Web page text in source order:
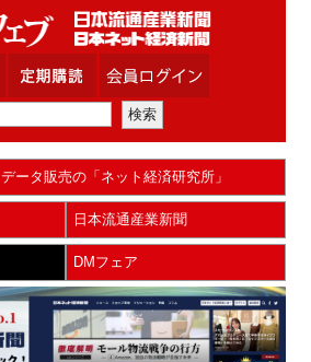
データ販売の「ネット経済研究所」
日本流通産業新聞
DMフェア